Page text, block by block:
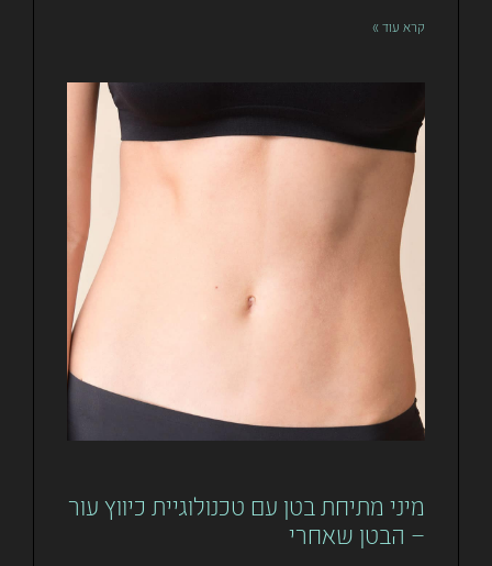
קרא עוד »
מיני מתיחת בטן עם טכנולוגיית כיווץ עור
– הבטן שאחרי